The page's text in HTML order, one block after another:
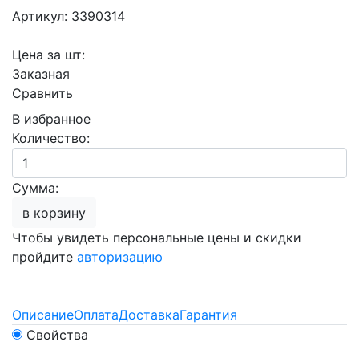
Артикул: 3390314
Цена за шт:
Заказная
Сравнить
В избранное
Количество:
Сумма:
в корзину
Чтобы увидеть персональные цены и скидки
пройдите авторизацию
ОписаниеОплатаДоставкаГарантия
Свойства